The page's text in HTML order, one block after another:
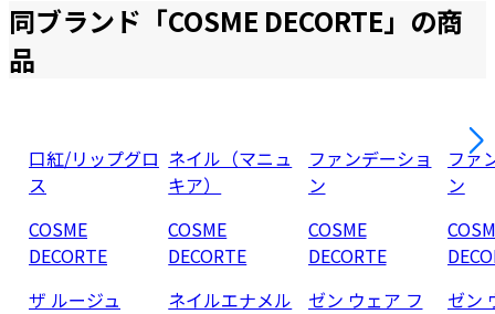
同ブランド「COSME DECORTE」の商
品
口紅/リップグロ
ス
COSME
DECORTE
ザ ルージュ
ネイル（マニュ
キア）
COSME
DECORTE
ネイルエナメル
ファンデーショ
ン
COSME
DECORTE
ゼン ウェア フ
ファ
ン
ゼン